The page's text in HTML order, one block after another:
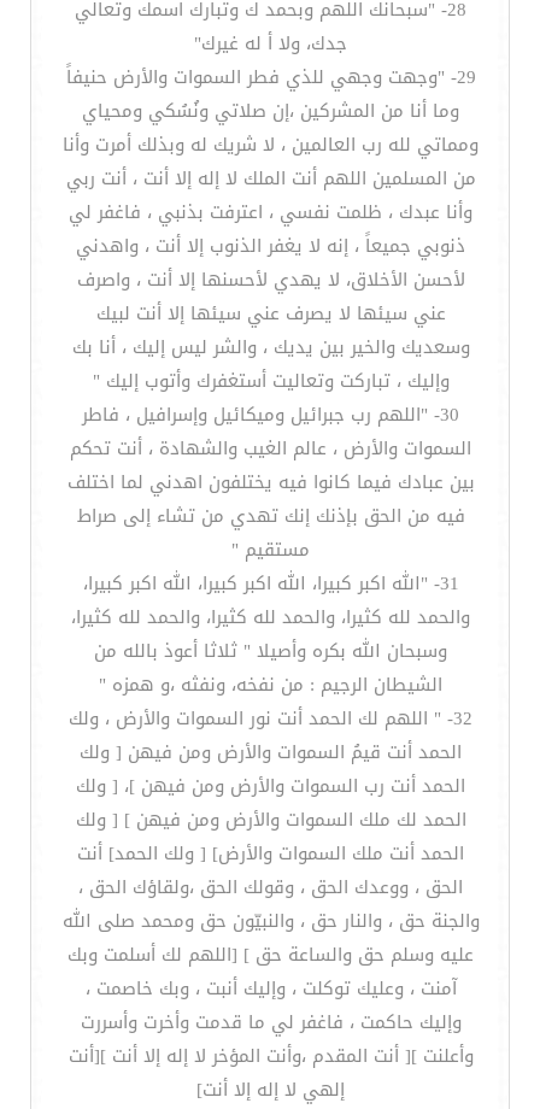
28- "سبحانك اللهم وبحمد ك وتبارك اسمك وتعالي
جدك، ولا أ له غيرك"
29- "وجهت وجهي للذي فطر السموات والأرض حنيفاً
وما أنا من المشركين ،إن صلاتي ونُسُكي ومحياي
ومماتي لله رب العالمين ، لا شريك له وبذلك أمرت وأنا
من المسلمين اللهم أنت الملك لا إله إلا أنت ، أنت ربي
وأنا عبدك ، ظلمت نفسي ، اعترفت بذنبي ، فاغفر لي
ذنوبي جميعاً ، إنه لا يغفر الذنوب إلا أنت ، واهدني
لأحسن الأخلاق، لا يهدي لأحسنها إلا أنت ، واصرف
عني سيئها لا يصرف عني سيئها إلا أنت لبيك
وسعديك والخير بين يديك ، والشر ليس إليك ، أنا بك
وإليك ، تباركت وتعاليت أستغفرك وأتوب إليك "
30- "اللهم رب جبرائيل وميكائيل وإسرافيل ، فاطر
السموات والأرض ، عالم الغيب والشهادة ، أنت تحكم
بين عبادك فيما كانوا فيه يختلفون اهدني لما اختلف
فيه من الحق بإذنك إنك تهدي من تشاء إلى صراط
مستقيم "
31- "الله اكبر كبيرا، الله اكبر كبيرا، الله اكبر كبيرا،
والحمد لله كثيرا، والحمد لله كثيرا، والحمد لله كثيرا،
وسبحان الله بكره وأصيلا " ثلاثا أعوذ بالله من
الشيطان الرجيم : من نفخه، ونفثه ،و همزه "
32- " اللهم لك الحمد أنت نور السموات والأرض ، ولك
الحمد أنت قيمُ السموات والأرض ومن فيهن [ ولك
الحمد أنت رب السموات والأرض ومن فيهن ]، [ ولك
الحمد لك ملك السموات والأرض ومن فيهن ] [ ولك
الحمد أنت ملك السموات والأرض] [ ولك الحمد] أنت
الحق ، ووعدك الحق ، وقولك الحق ،ولقاؤك الحق ،
والجنة حق ، والنار حق ، والنبيّون حق ومحمد صلى الله
عليه وسلم حق والساعة حق ] [اللهم لك أسلمت وبك
آمنت ، وعليك توكلت ، وإليك أنبت ، وبك خاصمت ،
وإليك حاكمت ، فاغفر لي ما قدمت وأخرت وأسررت
وأعلنت ][ أنت المقدم ،وأنت المؤخر لا إله إلا أنت ][أنت
إلهي لا إله إلا أنت]